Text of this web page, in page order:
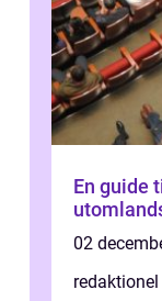
En guide
02
redaktionel